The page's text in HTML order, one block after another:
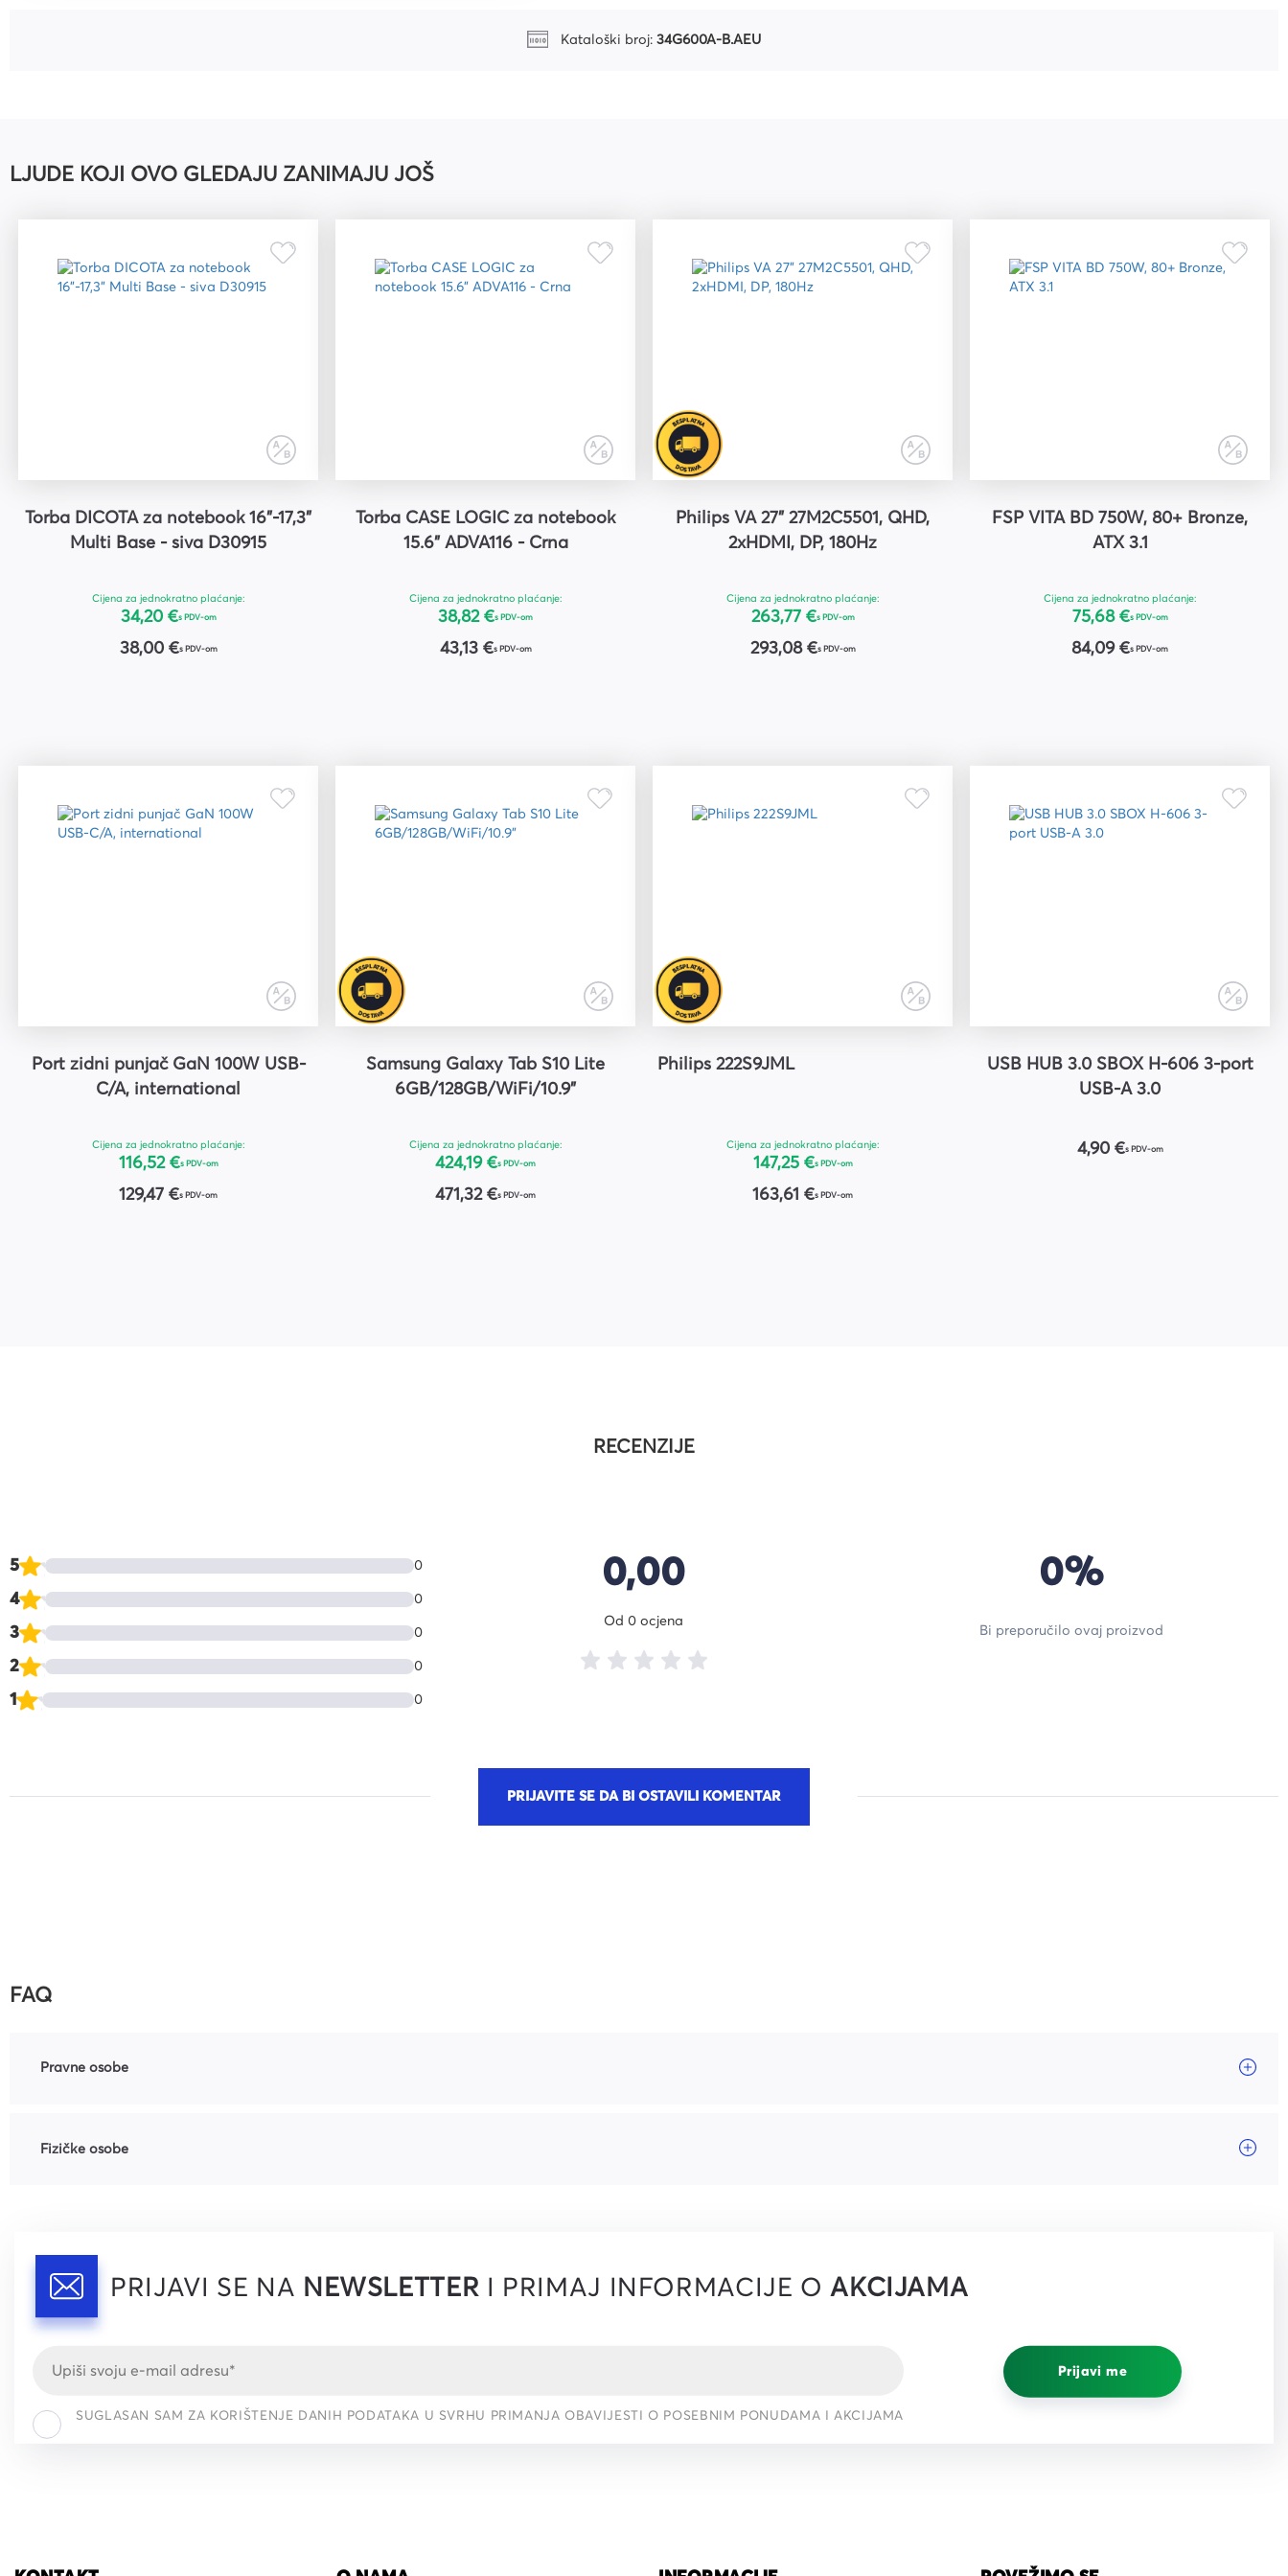
Tiskanice
Kuverte
Kuverte vrećice
plastifikaciju
Kataloški broj:34G600A-B.AEU
LJUDE KOJI OVO GLEDAJU ZANIMAJU JOŠ
Torba DICOTA za notebook 16"-17,3"
Multi Base - siva D30915
Cijena za jednokratno plaćanje:
34,20 €s PDV-om
38,00 €s PDV-om
Torba CASE LOGIC za notebook
15.6" ADVA116 - Crna
Cijena za jednokratno plaćanje:
38,82 €s PDV-om
43,13 €s PDV-om
Philips VA 27" 27M2C5501, QHD,
2xHDMI, DP, 180Hz
Cijena za jednokratno plaćanje:
263,77 €s PDV-om
293,08 €s PDV-om
FSP VITA BD 750W, 80+ Bronze,
ATX 3.1
Cijena za jednokratno plaćanje:
75,68 €s PDV-om
84,09 €s PDV-om
Port zidni punjač GaN 100W USB-
C/A, international
Cijena za jednokratno plaćanje:
116,52 €s PDV-om
129,47 €s PDV-om
Samsung Galaxy Tab S10 Lite
6GB/128GB/WiFi/10.9"
Cijena za jednokratno plaćanje:
424,19 €s PDV-om
471,32 €s PDV-om
Philips 222S9JML
Cijena za jednokratno plaćanje:
147,25 €s PDV-om
163,61 €s PDV-om
USB HUB 3.0 SBOX H-606 3-port
USB-A 3.0
4,90 €s PDV-om
RECENZIJE
5 0
4 0
3 0
2 0
1 0
0,00
Od 0 ocjena
0%
Bi preporučilo ovaj proizvod
PRIJAVITE SE DA BI OSTAVILI KOMENTAR
FAQ
Pravne osobe
Fizičke osobe
PRIJAVI SE NA NEWSLETTER I PRIMAJ INFORMACIJE OAKCIJAMA
SUGLASAN SAM ZA KORIŠTENJE DANIH PODATAKA U SVRHU PRIMANJA OBAVIJESTI O POSEBNIM PONUDAMA I AKCIJAMA
Prijavi me